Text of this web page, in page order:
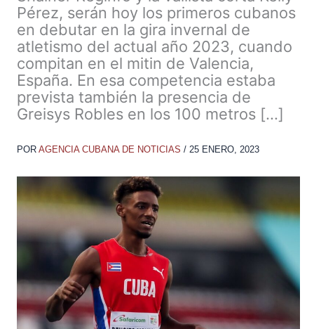
Pérez, serán hoy los primeros cubanos
en debutar en la gira invernal de
atletismo del actual año 2023, cuando
compitan en el mitin de Valencia,
España. En esa competencia estaba
prevista también la presencia de
Greisys Robles en los 100 metros […]
POR AGENCIA CUBANA DE NOTICIAS / 25 ENERO, 2023